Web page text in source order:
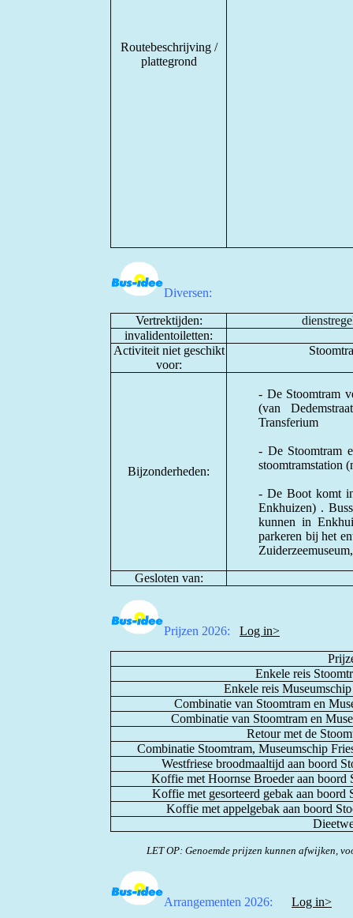
Routebeschrijving /
plattegrond
Diversen:
Vertrektijden:
invalidentoiletten:
Activiteit niet geschikt
voor:
Bijzonderheden:
- De Stoomtram
(van
Transferium
- De Stoomtram
stoomtramstation
- De Boot komt
Enkhuizen) .
kunnen in
parkeren bij het
Gesloten van:
Prijzen 2026: Log in>
Enkele reis
Enkele reis
Combinatie van Stoomtram en
Combinatie van Stoomtram en
Retour met de
Combinatie Stoomtram, Museumschip
Westfriese broodmaaltijd aan boord
Koffie met Hoornse Broeder aan boord
Koffie met gesorteerd gebak aan
Koffie met appelgebak aan boord
LET OP: Genoemde prijzen kunnen afwijken,
Arrangementen 2026: Log in>